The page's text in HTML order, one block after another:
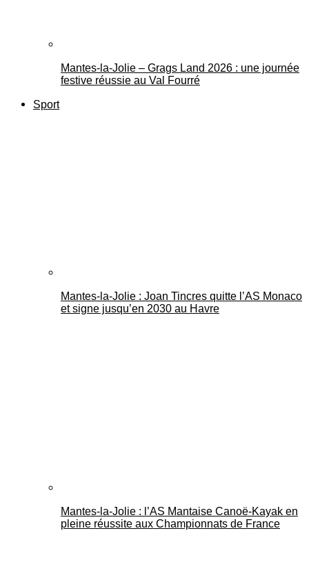
Mantes-la-Jolie – Grags Land 2026 : une journée
festive réussie au Val Fourré
Sport
Mantes-la-Jolie : Joan Tincres quitte l’AS Monaco
et signe jusqu’en 2030 au Havre
Mantes-la-Jolie : l’AS Mantaise Canoë‑Kayak en
pleine réussite aux Championnats de France